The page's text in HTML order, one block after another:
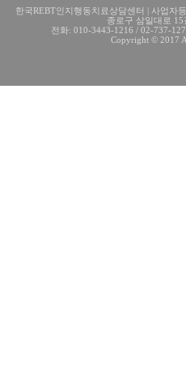
한국REBT인지행동치료상담센터 | 사업자
종로구 삼일대로
전화: 010-3443-1216 / 02-737-
Copyright © 2017